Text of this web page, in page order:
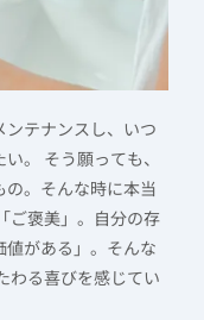
テナンスし、いつ
。 そう願っても、
。そんな時に本当
ご褒美」。自分の存
がある」。そんな
わる喜びを感じてい